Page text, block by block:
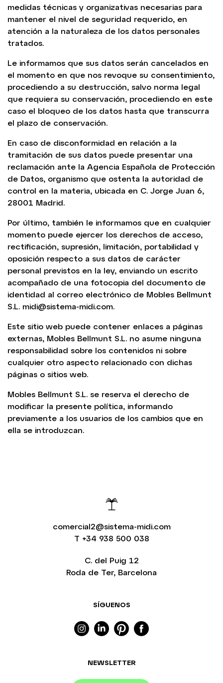
medidas técnicas y organizativas necesarias para
mantener el nivel de seguridad requerido, en
atención a la naturaleza de los datos personales
tratados.
Le informamos que sus datos serán cancelados en
el momento en que nos revoque su consentimiento,
procediendo a su destrucción, salvo norma legal
que requiera su conservación, procediendo en este
caso el bloqueo de los datos hasta que transcurra
el plazo de conservación.
En caso de disconformidad en relación a la
tramitación de sus datos puede presentar una
reclamación ante la Agencia Española de Protección
de Datos, organismo que ostenta la autoridad de
control en la materia, ubicada en C. Jorge Juan 6,
28001 Madrid.
Por último, también le informamos que en cualquier
momento puede ejercer los derechos de acceso,
rectificación, supresión, limitación, portabilidad y
oposición respecto a sus datos de carácter
personal previstos en la ley, enviando un escrito
acompañado de una fotocopia del documento de
identidad al correo electrónico de Mobles Bellmunt
S.L. midi@sistema-midi.com.
Este sitio web puede contener enlaces a páginas
externas, Mobles Bellmunt S.L. no asume ninguna
responsabilidad sobre los contenidos ni sobre
cualquier otro aspecto relacionado con dichas
páginas o sitios web.
Mobles Bellmunt S.L. se reserva el derecho de
modificar la presente política, informando
previamente a los usuarios de los cambios que en
ella se introduzcan.
comercial2@sistema-midi.com
T +34 938 500 038
SÍGUENOS
NEWSLETTER
C. del Puig 12
Roda de Ter, Barcelona